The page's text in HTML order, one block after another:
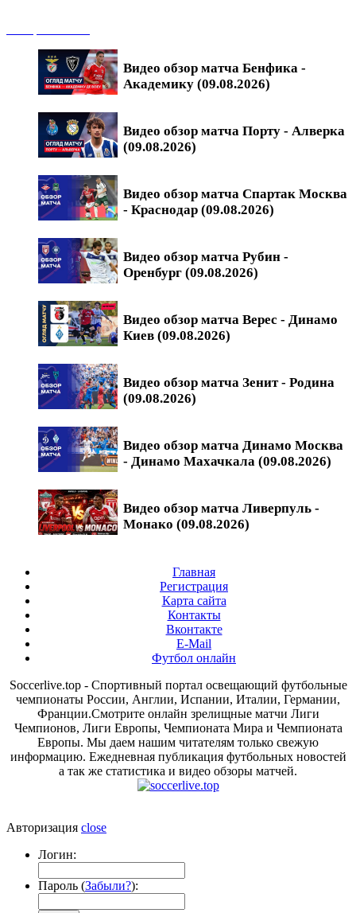
Видео обзор матча Бенфика -
Академику (09.08.2026)
Видео обзор матча Порту - Алверка
(09.08.2026)
Видео обзор матча Спартак Москва
- Краснодар (09.08.2026)
Видео обзор матча Рубин -
Оренбург (09.08.2026)
Видео обзор матча Верес - Динамо
Киев (09.08.2026)
Видео обзор матча Зенит - Родина
(09.08.2026)
Видео обзор матча Динамо Москва
- Динамо Махачкала (09.08.2026)
Видео обзор матча Ливерпуль -
Монако (09.08.2026)
Главная
Регистрация
Карта сайта
Контакты
Вконтакте
E-Mail
Футбол онлайн
Soccerlive.top - Спортивный портал освещающий футбольные
чемпионаты России, Англии, Испании, Италии, Германии,
Франции.Смотрите онлайн зрелищные матчи Лиги
Чемпионов, Лиги Европы, Чемпионата Мира и Чемпионата
Европы. Мы даем нашим читателям только свежую
информацию. Ежедневная публикация футбольных новостей
а так же статистика и видео обзоры матчей.
Авторизация close
Логин:
Пароль (Забыли?):